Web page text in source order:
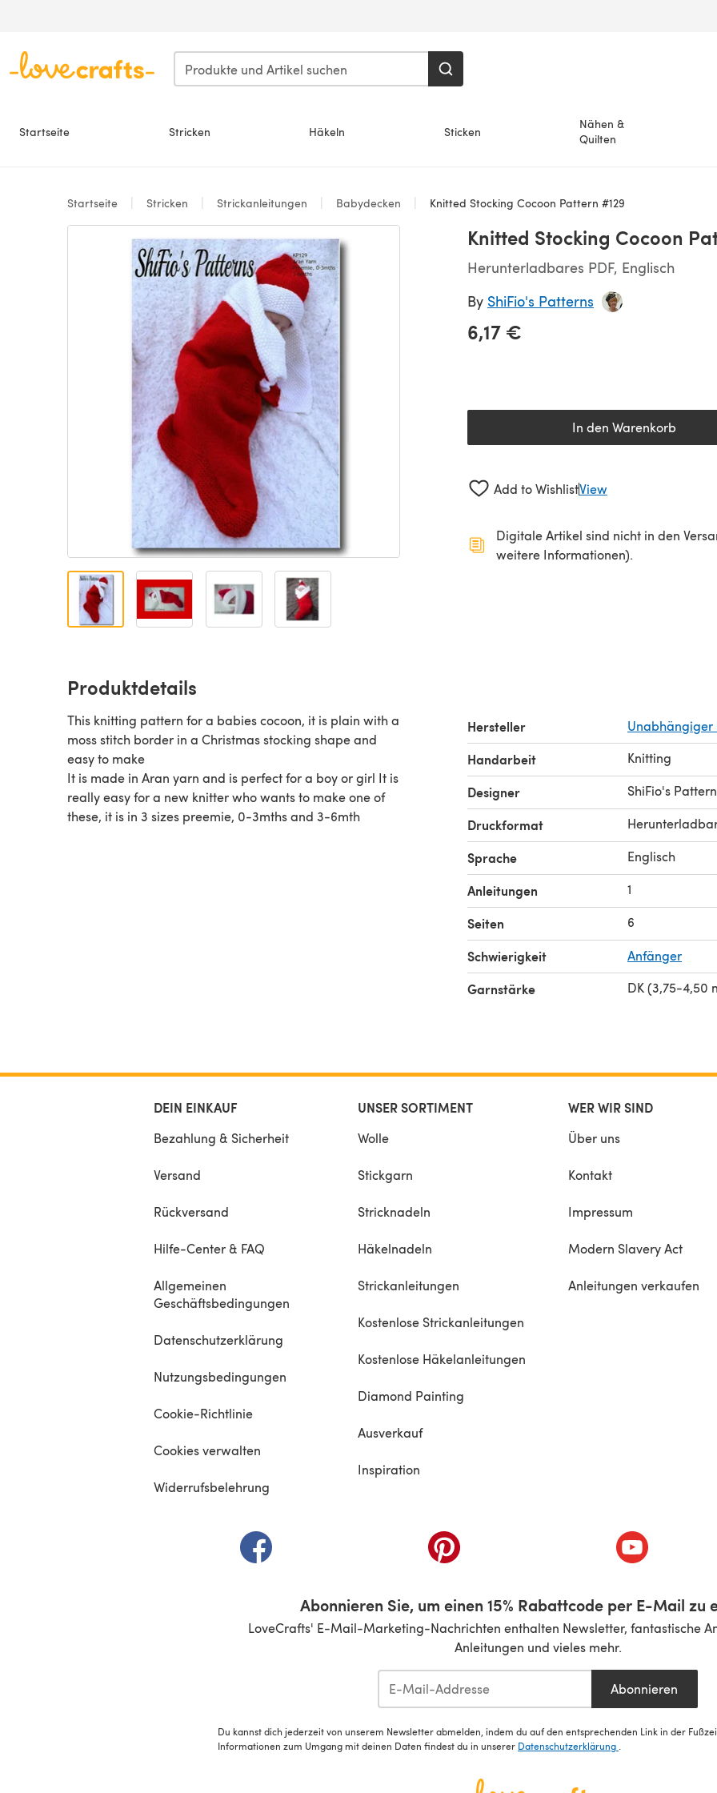
Startseite Stricken Häkeln Sticken
Nähen &
Quilten
Startseite Stricken Strickanleitungen Babydecken Knitted Stocking Cocoon Pattern #129
Knitted Stocking Cocoon
Herunterladbares PDF, Englisch
By ShiFio's Patterns
6,17 €
In den Warenkorb
Add to WishlistView
Digitale Artikel sind nicht in den
weitere Informationen).
Produktdetails
This knitting pattern for a babies cocoon, it is plain with a
moss stitch border in a Christmas stocking shape and
easy to make
It is made in Aran yarn and is perfect for a boy or girl It is
really easy for a new knitter who wants to make one of
these, it is in 3 sizes preemie, 0-3mths and 3-6mth
Hersteller Unabhängiger
Handarbeit Knitting
Designer ShiFio's
Druckformat
Sprache Englisch
Anleitungen 1
Seiten 6
Schwierigkeit Anfänger
Garnstärke DK (3,75-4,50
DEIN EINKAUF
Bezahlung & Sicherheit
Versand
Rückversand
Hilfe-Center & FAQ
Allgemeinen
Geschäftsbedingungen
Datenschutzerklärung
Nutzungsbedingungen
Cookie-Richtlinie
Cookies verwalten
Widerrufsbelehrung
UNSER SORTIMENT
Wolle
Stickgarn
Stricknadeln
Häkelnadeln
Strickanleitungen
Kostenlose Strickanleitungen
Kostenlose Häkelanleitungen
Diamond Painting
Ausverkauf
Inspiration
WER WIR SIND
Über uns
Kontakt
Impressum
Modern Slavery Act
Anleitungen verkaufen
(öffnet sich in einem neuen Tab)(öffnet sich in einem neuen Tab)(öffnet sich in
Abonnieren Sie, um einen 15% Rabattcode per E-Mail zu
LoveCrafts' E-Mail-Marketing-Nachrichten enthalten Newsletter, fantastische
Anleitungen und vieles mehr.
Abonnieren
Du kannst dich jederzeit von unserem Newsletter abmelden, indem du auf den entsprechenden Link in der
Informationen zum Umgang mit deinen Daten findest du in unserer Datenschutzerklärung .